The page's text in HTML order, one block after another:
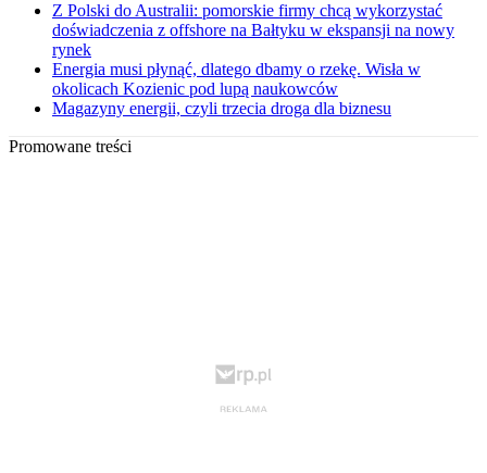
Z Polski do Australii: pomorskie firmy chcą wykorzystać
doświadczenia z offshore na Bałtyku w ekspansji na nowy
rynek
Energia musi płynąć, dlatego dbamy o rzekę. Wisła w
okolicach Kozienic pod lupą naukowców
Magazyny energii, czyli trzecia droga dla biznesu
Promowane treści